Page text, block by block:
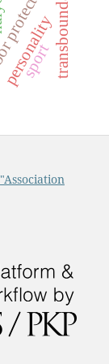
personality
sport
"Association